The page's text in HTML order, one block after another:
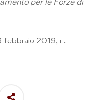
per le Forze di
febbraio 2019, n.